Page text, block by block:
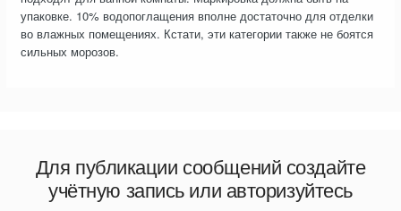
упаковке. 10% водопоглащения вполне достаточно для отделки
во влажных помещениях. Кстати, эти категории также не боятся
сильных морозов.
Для публикации сообщений создайте
учётную запись или авторизуйтесь